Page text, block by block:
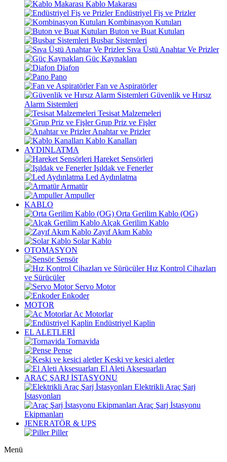
Kablo Makarası
Endüstriyel Fiş ve Prizler
Kombinasyon Kutuları
Buton ve Buat Kutuları
Busbar Sistemleri
Sıva Üstü Anahtar Ve Prizler
Güç Kaynakları
Diafon
Pano
Fan ve Aspiratörler
Güvenlik ve Hırsız
Alarm Sistemleri
Tesisat Malzemeleri
Grup Priz ve Fişler
Anahtar ve Prizler
Kablo Kanalları
AYDINLATMA
Hareket Sensörleri
Işıldak ve Fenerler
Led Aydınlatma
Armatür
Ampuller
KABLO
Orta Gerilim Kablo (OG)
Alçak Gerilim Kablo
Zayıf Akım Kablo
Solar Kablo
OTOMASYON
Sensör
Hız Kontrol Cihazları
ve Sürücüler
Servo Motor
Enkoder
MOTOR
Ac Motorlar
Endüstriyel Kaplin
EL ALETLERİ
Tornavida
Pense
Keski ve kesici aletler
El Aleti Aksesuarları
ARAÇ ŞARJ İSTASYONU
Elektrikli Araç Şarj
İstasyonları
Araç Şarj İstasyonu
Ekipmanları
JENERATÖR & UPS
Piller
Menü